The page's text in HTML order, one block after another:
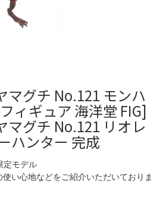
マグチ No.121 モンハ
ィギュア 海洋堂 FIG]
マグチ No.121 リオレ
ハンター 完成
定モデル
い心地などをご紹介いただいておりま